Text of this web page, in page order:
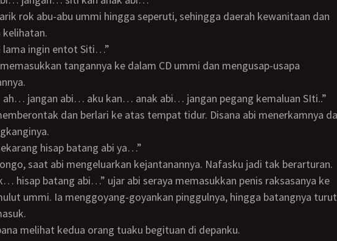
kelihatan.
lama ingin entot Siti…”
ah… jangan abi… aku kan… anak abi… jangan pegang kemaluan SIti..”
hisap batang abi ya…”
saat abi mengeluarkan kejantanannya. Nafasku jadi tak berarturan.
ummi. Ia menggoyang-goyankan pinggulnya, hingga batangnya turut
melihat kedua orang tuaku begituan di depanku.